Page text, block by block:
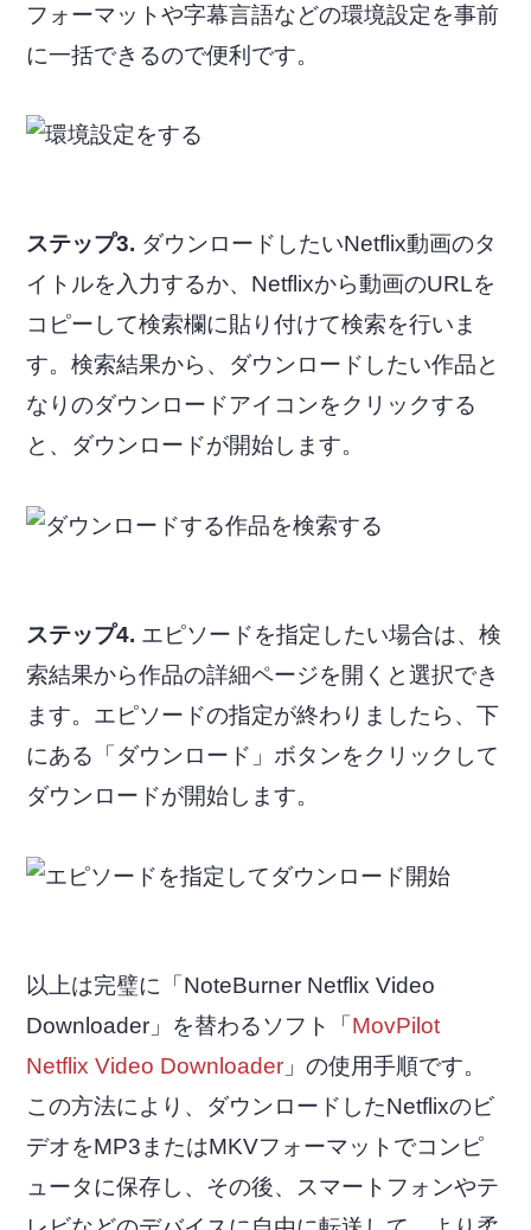
フォーマットや字幕言語などの環境設定を事前
に一括できるので便利です。
ステップ3. ダウンロードしたいNetflix動画のタ
イトルを入力するか、Netflixから動画のURLを
コピーして検索欄に貼り付けて検索を行いま
す。検索結果から、ダウンロードしたい作品と
なりのダウンロードアイコンをクリックする
と、ダウンロードが開始します。
ステップ4. エピソードを指定したい場合は、検
索結果から作品の詳細ページを開くと選択でき
ます。エピソードの指定が終わりましたら、下
にある「ダウンロード」ボタンをクリックして
ダウンロードが開始します。
以上は完璧に「NoteBurner Netflix Video
Downloader」を替わるソフト「MovPilot
Netflix Video Downloader 」の使用手順です。
この方法により、ダウンロードしたNetflixのビ
デオをMP3またはMKVフォーマットでコンピ
ュータに保存し、その後、スマートフォンやテ